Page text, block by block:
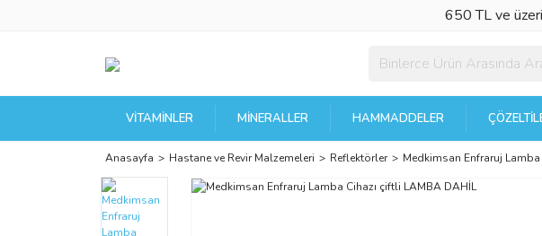
650 TL ve
VITAMINLER MINERALLER HAMMADDELER
Anasayfa Hastane ve Revir Malzemeleri Reflektörler Medkimsan Enfraruj